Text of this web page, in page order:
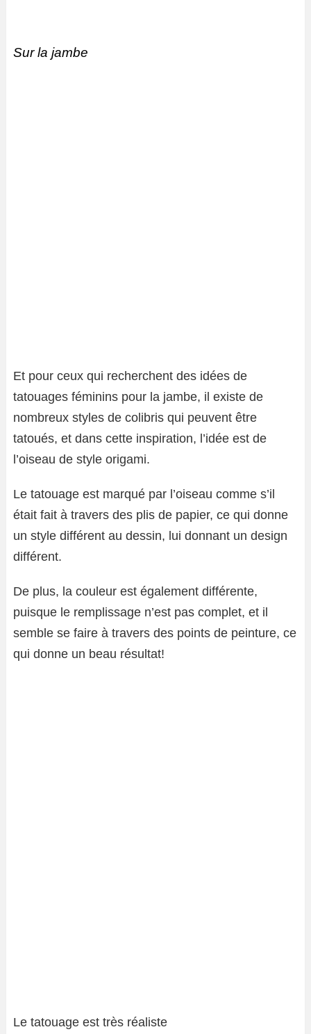
Sur la jambe
Et pour ceux qui recherchent des idées de
tatouages ​​féminins pour la jambe, il existe de
nombreux styles de colibris qui peuvent être
tatoués, et dans cette inspiration, l’idée est de
l’oiseau de style origami.
Le tatouage est marqué par l’oiseau comme s’il
était fait à travers des plis de papier, ce qui donne
un style différent au dessin, lui donnant un design
différent.
De plus, la couleur est également différente,
puisque le remplissage n’est pas complet, et il
semble se faire à travers des points de peinture, ce
qui donne un beau résultat!
Le tatouage est très réaliste